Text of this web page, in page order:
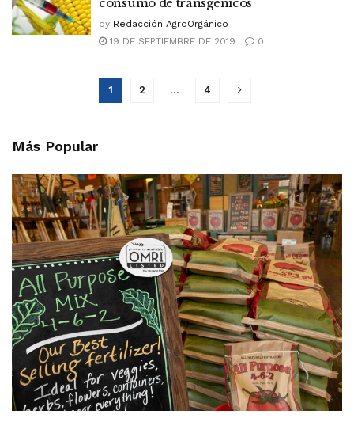
by Redacción AgroOrgánico
19 DE SEPTIEMBRE DE 2019
0
1 2 … 4
Más Popular